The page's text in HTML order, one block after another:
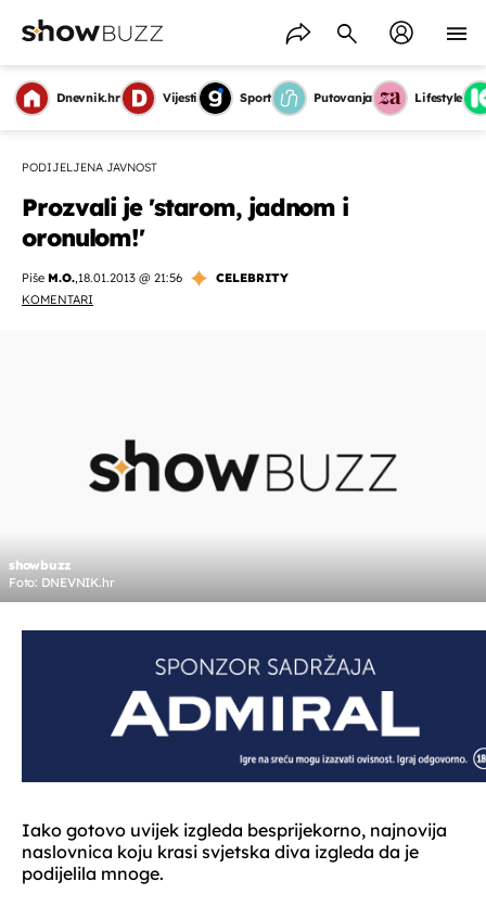
Dnevnik.hr Vijesti Sport Putovanja Lifestyle
PODIJELJENA JAVNOST
Prozvali je 'starom, jadnom i
oronulom!'
Piše M.O.,18.01.2013 @ 21:56
CELEBRITY
KOMENTARI
showbuzz
Foto: DNEVNIK.hr
Iako gotovo uvijek izgleda besprijekorno, najnovija
naslovnica koju krasi svjetska diva izgleda da je
podijelila mnoge.